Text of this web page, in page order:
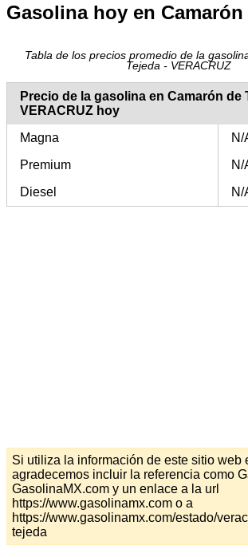
Gasolina hoy en Camarón
Tabla de los precios promedio de la
Tejeda - VERACRUZ
Precio de la gasolina en Camarón de
VERACRUZ hoy
Magna
N/
Premium
N/
Diesel
N/
Si utiliza la información de este sitio web
agradecemos incluir la referencia como
GasolinaMX.com y un enlace a la url
https://www.gasolinamx.com o a
https://www.gasolinamx.com/estado/
tejeda